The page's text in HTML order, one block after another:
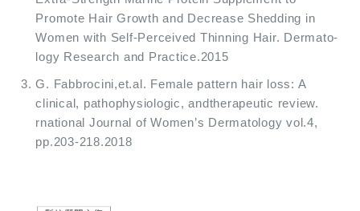
Promote Hair Growth and Decrease Shedding in
Women with Self-Perceived Thinning Hair. Dermato-
logy Research and Practice.2015
G. Fabbrocini,et.al. Female pattern hair loss: A
clinical, pathophysiologic, andtherapeutic review.
rnational Journal of Women’s Dermatology vol.4,
pp.203-218.2018